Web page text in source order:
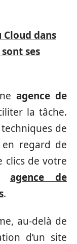
Cloud dans
ses
agence de
la tâche.
de
en regard de
clics de votre
agence de
.
au-delà de
d’un site